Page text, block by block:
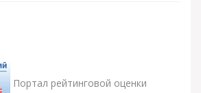
Портал рейтинговой оценки